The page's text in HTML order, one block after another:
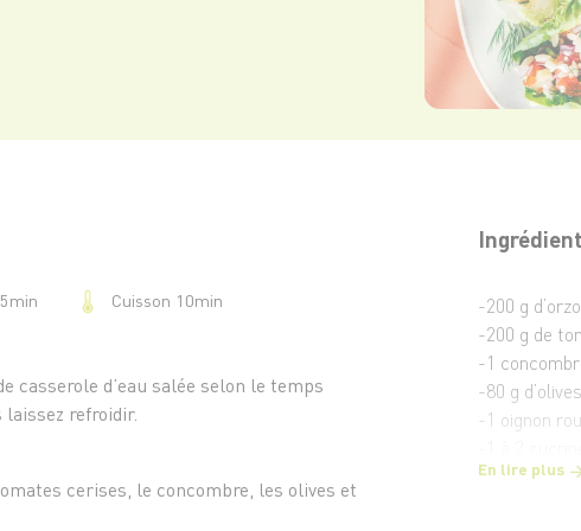
-200 g d’orzo
-200 g de
-1
-80 g
-1 oignon
-120 g de
En lire plus
Cuisson 10min
casserole d’eau salée selon le temps
refroidir.
cerises, le concombre, les olives et